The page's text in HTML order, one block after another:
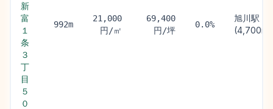
新
富
１
条
３
丁
目
５
０
992m
21,000
円/㎡
69,400
円/坪
0.0%
旭川駅
(4,700m)